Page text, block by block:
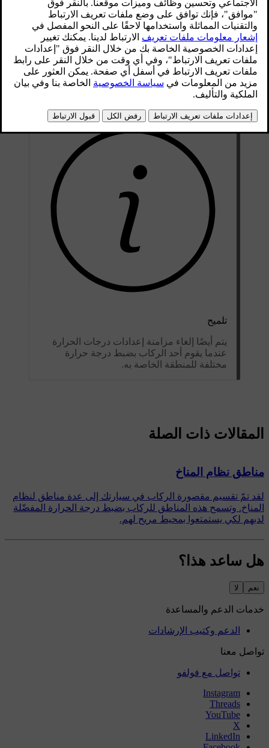
اضغط في الشريط السفلي على إعداد درجة الحرارة
اضغط على رمز المزامنة
لإلغاء مزامنة درجة الحرارة.
يتم إلغاء مزامنة المناطق المناخية ويتم عرض رمز إلغاء المزامنة
على الشاشة.
اضغط على رمز إلغاء المزامنة
لإعادة مزامنة درجة
الحرارة.
تلميح
يتم أيضًا إلغاء مزامنة إعدادات درجات الحرارة
عندما يقوم أحد الركاب بضبط درجة حرارة
مختلفة للمنطقة الخاصة به.
المقالات ذات الصلة
مناطق نظام المناخ
لقد تمّ تقسيم مقصورة الركاب في سيارتك إلى عدة مناطق لنظام
المناخ. وتسمح هذه المناطق للركاب بضبط درجة الحرارة المفضّلة
لديهم لكي يستمتعوا بمحيط مريح لهم.
هل ساعد هذا؟
نعم لا